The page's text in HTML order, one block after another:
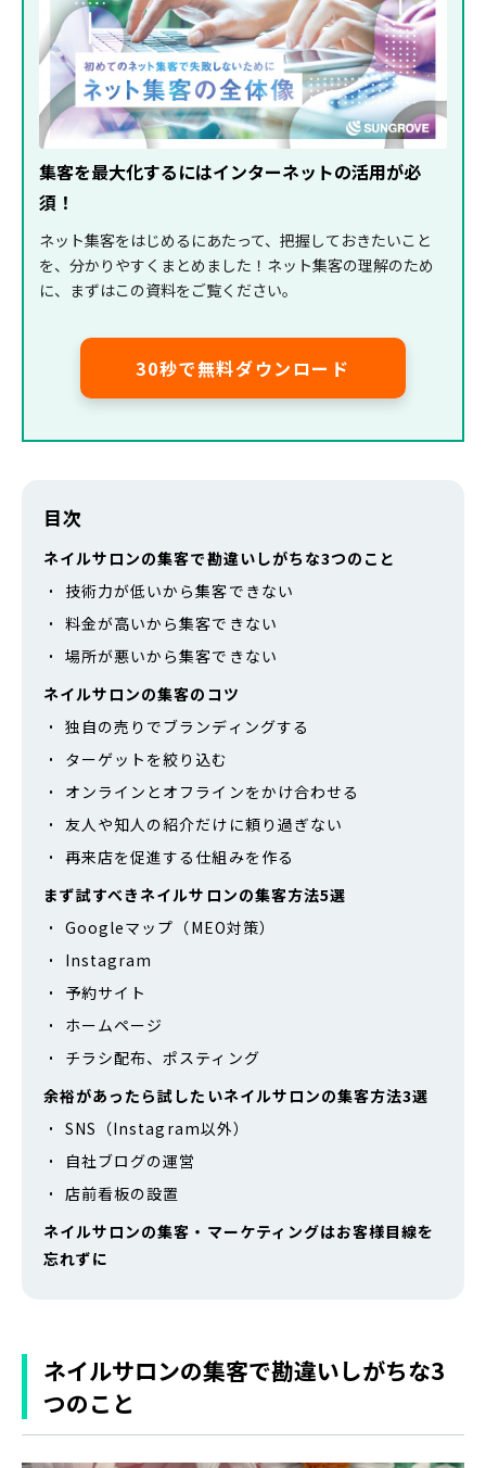
集客を最大化するにはインターネットの活用が必
須！
ネット集客をはじめるにあたって、把握しておきたいこと
を、分かりやすくまとめました！ネット集客の理解のため
に、まずはこの資料をご覧ください。
30秒で無料ダウンロード
目次
ネイルサロンの集客で勘違いしがちな3つのこと
技術力が低いから集客できない
料金が高いから集客できない
場所が悪いから集客できない
ネイルサロンの集客のコツ
独自の売りでブランディングする
ターゲットを絞り込む
オンラインとオフラインをかけ合わせる
友人や知人の紹介だけに頼り過ぎない
再来店を促進する仕組みを作る
まず試すべきネイルサロンの集客方法5選
Googleマップ（MEO対策）
Instagram
予約サイト
ホームページ
チラシ配布、ポスティング
余裕があったら試したいネイルサロンの集客方法3選
SNS（Instagram以外）
自社ブログの運営
店前看板の設置
ネイルサロンの集客・マーケティングはお客様目線を
忘れずに
ネイルサロンの集客で勘違いしがちな3
つのこと